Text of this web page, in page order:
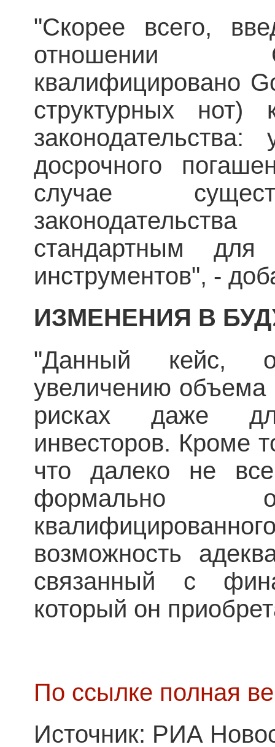
"Скорее всего,
отношении
квалифицировано
структурных нот)
досрочного
случае
стандартным
инструментов", -
ИЗМЕНЕНИЯ В
"Данный кейс,
увеличению
рисках даже
инвесторов. Кроме
что далеко не
формально
возможность
связанный с
который он
По ссылке полная
Источник: РИА